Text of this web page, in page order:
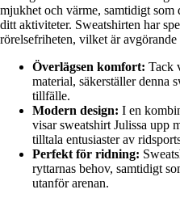
mjukhet och värme, samtidigt
ditt aktiviteter. Sweatshirten har
rörelsefriheten, vilket är
Överlägsen komfort: Tack
material, säkerställer denna
tillfälle.
Modern design: I en
visar sweatshirt Julissa upp
tilltala entusiaster av
Perfekt för ridning:
ryttarnas behov, samtidigt
utanför arenan.